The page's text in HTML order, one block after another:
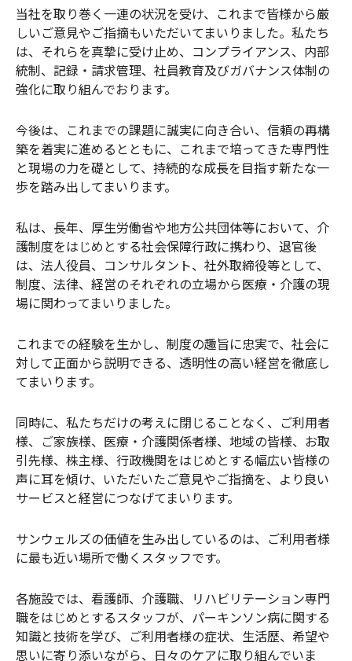
当社を取り巻く一連の状況を受け、これまで皆様から厳
しいご意見やご指摘もいただいてまいりました。私たち
は、それらを真摯に受け止め、コンプライアンス、内部
統制、記録・請求管理、社員教育及びガバナンス体制の
強化に取り組んでおります。
今後は、これまでの課題に誠実に向き合い、信頼の再構
築を着実に進めるとともに、これまで培ってきた専門性
と現場の力を礎として、持続的な成長を目指す新たな一
歩を踏み出してまいります。
私は、長年、厚生労働省や地方公共団体等において、介
護制度をはじめとする社会保障行政に携わり、退官後
は、法人役員、コンサルタント、社外取締役等として、
制度、法律、経営のそれぞれの立場から医療・介護の現
場に関わってまいりました。
これまでの経験を生かし、制度の趣旨に忠実で、社会に
対して正面から説明できる、透明性の高い経営を徹底し
てまいります。
同時に、私たちだけの考えに閉じることなく、ご利用者
様、ご家族様、医療・介護関係者様、地域の皆様、お取
引先様、株主様、行政機関をはじめとする幅広い皆様の
声に耳を傾け、いただいたご意見やご指摘を、より良い
サービスと経営につなげてまいります。
サンウェルズの価値を生み出しているのは、ご利用者様
に最も近い場所で働くスタッフです。
各施設では、看護師、介護職、リハビリテーション専門
職をはじめとするスタッフが、パーキンソン病に関する
知識と技術を学び、ご利用者様の症状、生活歴、希望や
思いに寄り添いながら、日々のケアに取り組んでいま